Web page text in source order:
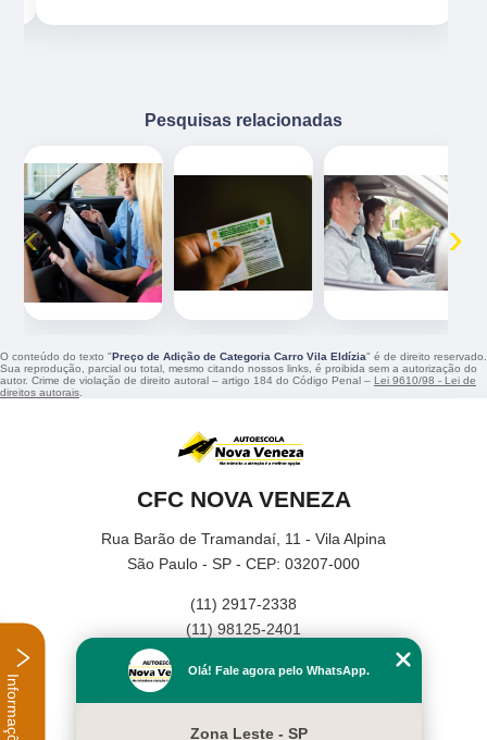
Pesquisas relacionadas
‹ ›
O conteúdo do texto "Preço de Adição de Categoria Carro Vila Eldízia" é de direito reservado.
Sua reprodução, parcial ou total, mesmo citando nossos links, é proibida sem a autorização do
autor. Crime de violação de direito autoral – artigo 184 do Código Penal – Lei 9610/98 - Lei de
direitos autorais
CFC NOVA VENEZA
Rua Barão de Tramandaí, 11 - Vila Alpina
São Paulo - SP - CEP: 03207-000
(11) 2917-2338
(11) 98125-2401
Home
Olá! Fale agora pelo WhatsApp.
Zona Leste - SP
Informações